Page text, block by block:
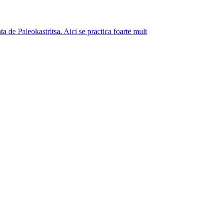
de Paleokastritsa. Aici se practica foarte mult